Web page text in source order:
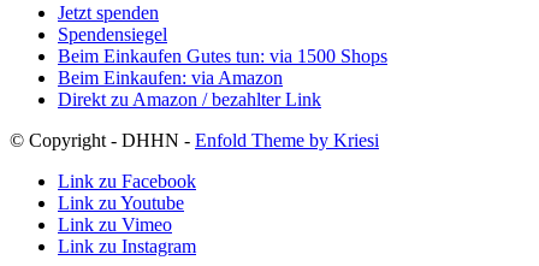
Jetzt spenden
Spendensiegel
Beim Einkaufen Gutes tun: via 1500 Shops
Beim Einkaufen: via Amazon
Direkt zu Amazon / bezahlter Link
© Copyright - DHHN - Enfold Theme by Kriesi
Link zu Facebook
Link zu Youtube
Link zu Vimeo
Link zu Instagram